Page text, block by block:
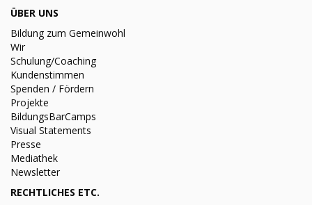
ÜBER UNS
Bildung zum Gemeinwohl
Wir
Schulung/Coaching
Kundenstimmen
Spenden / Fördern
Projekte
BildungsBarCamps
Visual Statements
Presse
Mediathek
Newsletter
RECHTLICHES ETC.